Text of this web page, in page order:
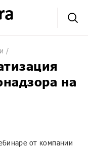
на
от компании